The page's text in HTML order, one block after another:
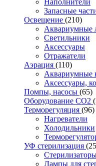
Запасные
Освещение (210)
Аквариумные
Светильники
Аксессуары
Отражатели
Аэрация (110)
Аквариумные
Аксессуары,
Помпы, насосы (65)
Оборудование CO2
Терморегуляция (96)
Нагреватели
Холодильники
УФ стерилизация
Лампы для